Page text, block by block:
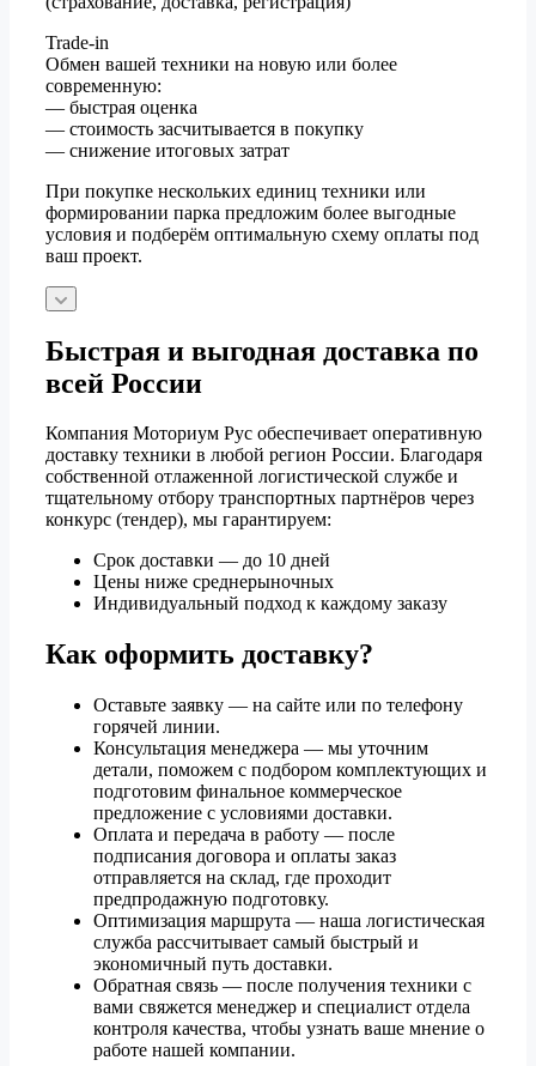
Trade-in
Обмен вашей техники на новую или более
современную:
— быстрая оценка
— стоимость засчитывается в покупку
— снижение итоговых затрат
При покупке нескольких единиц техники или
формировании парка предложим более выгодные
условия и подберём оптимальную схему оплаты под
ваш проект.
Быстрая и выгодная доставка по
всей России
Компания Моториум Рус обеспечивает оперативную
доставку техники в любой регион России. Благодаря
собственной отлаженной логистической службе и
тщательному отбору транспортных партнёров через
конкурс (тендер), мы гарантируем:
Срок доставки — до 10 дней
Цены ниже среднерыночных
Индивидуальный подход к каждому заказу
Как оформить доставку?
Оставьте заявку — на сайте или по телефону
горячей линии.
Консультация менеджера — мы уточним
детали, поможем с подбором комплектующих и
подготовим финальное коммерческое
предложение с условиями доставки.
Оплата и передача в работу — после
подписания договора и оплаты заказ
отправляется на склад, где проходит
предпродажную подготовку.
Оптимизация маршрута — наша логистическая
служба рассчитывает самый быстрый и
экономичный путь доставки.
Обратная связь — после получения техники с
вами свяжется менеджер и специалист отдела
контроля качества, чтобы узнать ваше мнение о
работе нашей компании.